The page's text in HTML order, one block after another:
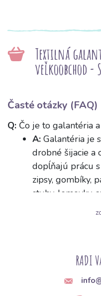
Textilná
veľkoobchod -
Časté otázky (FAQ)
Q: Čo je to galantéria
A: Galantéria je
drobné šijacie a
dopĺňajú prácu
zipsy, gombíky,
stuhy, lemovky,
prvky. Sú to
Ako vyberiem
podľa typu látky?
Ihly sa líšia
RADI